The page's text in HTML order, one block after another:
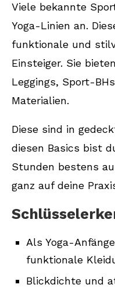
Aus
besteht ein
Anfänger?
Wie pflege
richtig?
für Yoga-
Welche
als Anfänger?
hochwertige
Viele bekannte
Yoga-Linien an.
funktionale und
Einsteiger. Sie
Leggings, Sport-
Materialien.
Diese sind in
diesen Basics bist
Stunden bestens
ganz auf deine
Als Yoga-
funktionale
Blickdichte und